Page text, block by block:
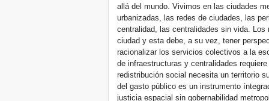
allá del mundo. Vivimos en las ciudades
urbanizadas, las redes de ciudades, las
centralidad, las centralidades sin vida.
ciudad y esta debe, a su vez, tener
racionalizar los servicios colectivos a la
de infraestructuras y centralidades
redistribución social necesita un territorio
del gasto público es un instrumento
justicia espacial sin gobernabilidad